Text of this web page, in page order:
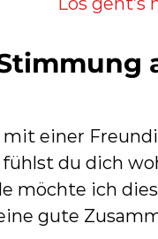
l
n
n
h
e
i
einer
du dich
möchte ich
gute